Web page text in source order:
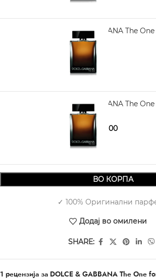
DOLCE GABBANA The
4.850,00
DOLCE GABBANA The
6.560,005.970,00
ВО КОРПА
✓ 100% Оригинални
Додај во омилени
SHARE:
1 рецензија за DOLCE & GABBANA The One